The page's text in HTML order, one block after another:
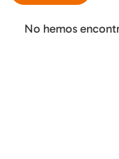
No hemos